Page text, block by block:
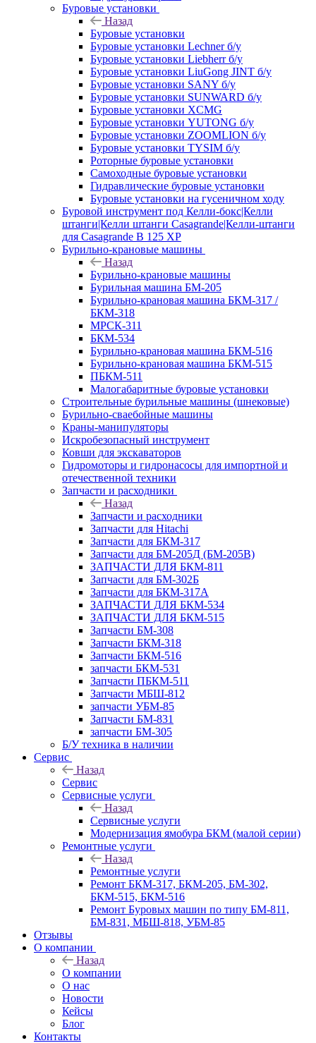
Буровые установки
Назад
Буровые установки
Буровые установки Lechner б/у
Буровые установки Liebherr б/у
Буровые установки LiuGong JINT б/у
Буровые установки SANY б/у
Буровые установки SUNWARD б/у
Буровые установки XCMG
Буровые установки YUTONG б/у
Буровые установки ZOOMLION б/у
Буровые установки TYSIM б/у
Роторные буровые установки
Самоходные буровые установки
Гидравлические буровые установки
Буровые установки на гусеничном ходу
Буровой инструмент под Келли-бокс|Келли
штанги|Келли штанги Casagrande|Келли-штанги
для Casagrande B 125 XP
Бурильно-крановые машины
Назад
Бурильно-крановые машины
Бурильная машина БМ-205
Бурильно-крановая машина БКМ-317 /
БКМ-318
МРСК-311
БКМ-534
Бурильно-крановая машина БКМ-516
Бурильно-крановая машина БКМ-515
ПБКМ-511
Малогабаритные буровые установки
Строительные бурильные машины (шнековые)
Бурильно-сваебойные машины
Краны-манипуляторы
Искробезопасный инструмент
Ковши для экскаваторов
Гидромоторы и гидронасосы для импортной и
отечественной техники
Запчасти и расходники
Назад
Запчасти и расходники
Запчасти для Hitachi
Запчасти для БКМ-317
Запчасти для БМ-205Д (БМ-205В)
ЗАПЧАСТИ ДЛЯ БКМ-811
Запчасти для БМ-302Б
Запчасти для БКМ-317А
ЗАПЧАСТИ ДЛЯ БКМ-534
ЗАПЧАСТИ ДЛЯ БКМ-515
Запчасти БМ-308
Запчасти БКМ-318
Запчасти БКМ-516
запчасти БКМ-531
Запчасти ПБКМ-511
Запчасти МБШ-812
запчасти УБМ-85
Запчасти БМ-831
запчасти БМ-305
Б/У техника в наличии
Сервис
Назад
Сервис
Сервисные услуги
Назад
Сервисные услуги
Модернизация ямобура БКМ (малой серии)
Ремонтные услуги
Назад
Ремонтные услуги
Ремонт БКМ-317, БКМ-205, БМ-302,
БКМ-515, БКМ-516
Ремонт Буровых машин по типу БМ-811,
БМ-831, МБШ-818, УБМ-85
Отзывы
О компании
Назад
О компании
О нас
Новости
Кейсы
Блог
Контакты